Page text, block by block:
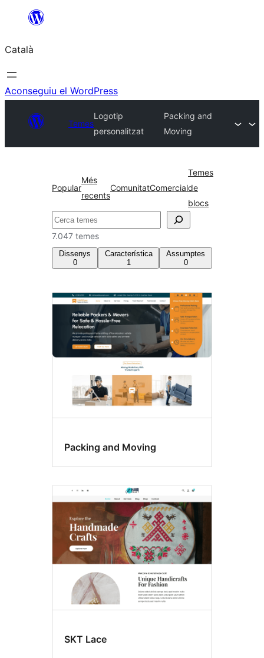
contingut
Català
Aconseguiu el WordPress
Temes
Logotip
personalitzat
Packing and
Moving
Popular
Més
recents
ComunitatComercial
Temes
de
blocs
Cerca
7.047 temes
Dissenys
0
Característica
1
Assumptes
0
Logotip
personalitzat
Packing and Moving
SKT Lace